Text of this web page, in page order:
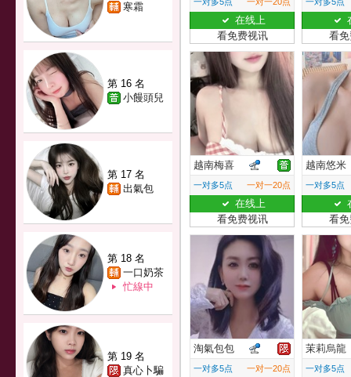
寒霜
第 16 名
小饅頭兒
第 17 名
出氣包
第 18 名
一口奶茶
忙線中
第 19 名
真心卜騙
在线上
看免费视讯
看
越南梅喜
一对多5点 一对一20点
在线上
看免费视讯
越南悠米
一对多5点
看
淘氣包包
一对多5点 一对一20点
茉莉烏龍
一对多5点